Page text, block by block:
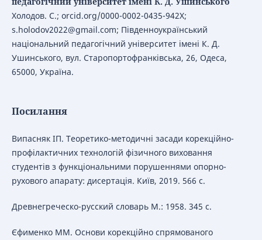
Холодов. С.; orcid.org/0000-0002-0435-942X;
s.holodov2022@gmail.com; Південноукраїнський
національний педагогічний університет імені К. Д.
Ушинського, вул. Старопортофранківська, 26, Одеса,
65000, Україна.
Посилання
Випасняк ІП. Теоретико-методичні засади корекційно-
профілактичних технологій фізичного виховання
студентів з функціональними порушеннями опорно-
рухового апарату: дисертація. Київ, 2019. 566 с.
Древнегреческо-русский словарь М.: 1958. 345 с.
Єфименко ММ. Основи корекційно спрямованого